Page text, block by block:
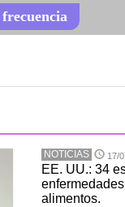
NOTICIAS 17/
EE. UU.: 34
alimentos.